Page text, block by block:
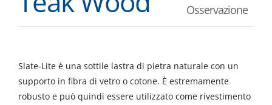
Osservazione
Slate-Lite è una sottile lastra di pietra naturale con un
supporto in fibra di vetro o cotone. È estremamente
robusto e può quindi essere utilizzato come rivestimento